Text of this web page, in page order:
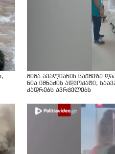
გიგა ავალიანის საქმეზე
ნია იმნაძის ადვოკატი,
კადრებს ავრცელებს